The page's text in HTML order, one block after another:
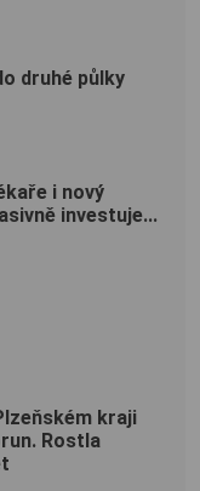
druhé půlky
i nový
investuje...
kraji
Rostla